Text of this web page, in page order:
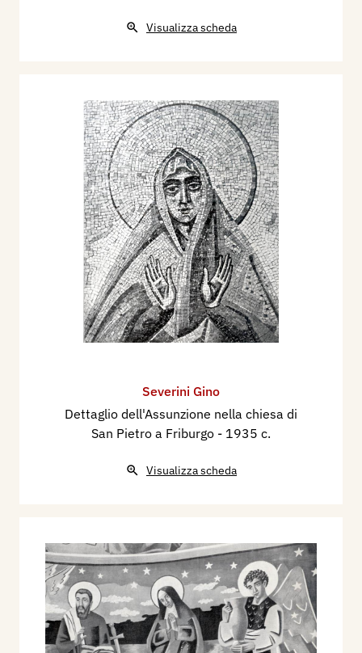
Visualizza scheda
Severini Gino
Dettaglio dell'Assunzione nella chiesa di
San Pietro a Friburgo - 1935 c.
Visualizza scheda